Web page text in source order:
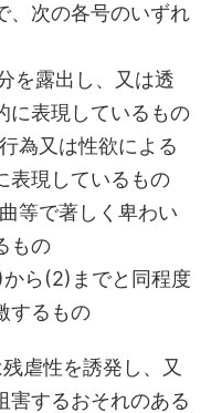
、次の各号のいずれ
を露出し、又は透
に表現しているもの
為又は性欲による
表現しているもの
等で著しく卑わい
もの
ら(2)までと同程度
するもの
虐性を誘発し、又
害するおそれのある